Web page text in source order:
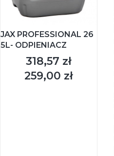
JAX PROFESSIONAL 26
5L- ODPIENIACZ
Cena
318,57 zł
Cena
259,00 zł